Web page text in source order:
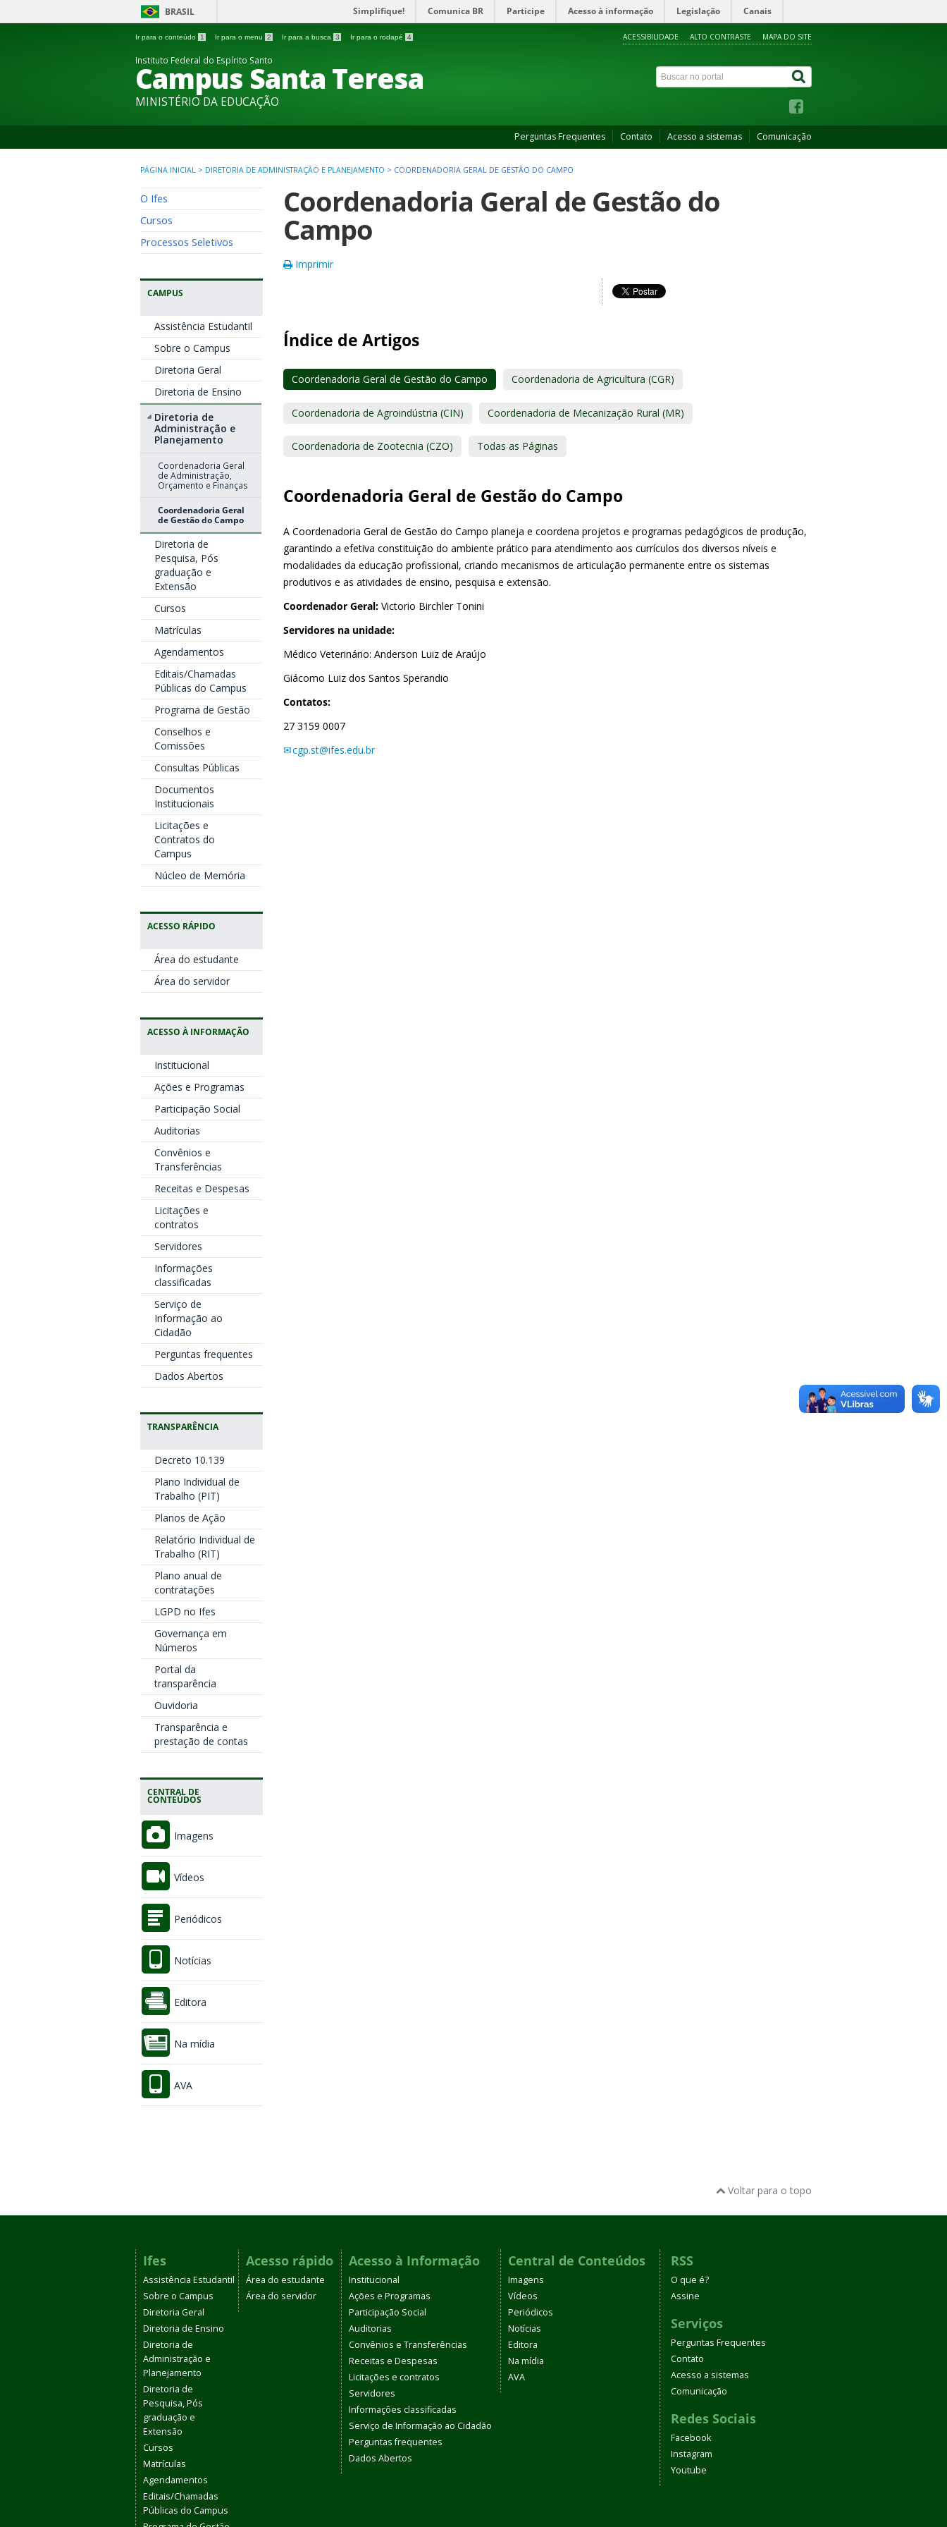
BRASIL Simplifique! Comunica BR Participe Acesso à informação Legislação Canais
Ir para o conteúdo 1 Ir para o menu 2 Ir para a busca 3 Ir para o rodapé 4 ACESSIBILIDADE ALTO CONTRASTE MAPA DO SITE
Instituto Federal do Espírito Santo
Campus Santa Teresa
MINISTÉRIO DA EDUCAÇÃO
Perguntas Frequentes Contato Acesso a sistemas Comunicação
PÁGINA INICIAL > DIRETORIA DE ADMINISTRAÇÃO E PLANEJAMENTO > COORDENADORIA GERAL DE GESTÃO DO CAMPO
O Ifes
Cursos
Processos Seletivos
CAMPUS
Assistência Estudantil
Sobre o Campus
Diretoria Geral
Diretoria de Ensino
Diretoria de
Administração e
Planejamento
Coordenadoria Geral
de Administração,
Orçamento e Finanças
Coordenadoria Geral
de Gestão do Campo
Diretoria de
Pesquisa, Pós
graduação e
Extensão
Cursos
Matrículas
Agendamentos
Editais/Chamadas
Públicas do Campus
Programa de Gestão
Conselhos e
Comissões
Consultas Públicas
Documentos
Institucionais
Licitações e
Contratos do
Campus
Núcleo de Memória
ACESSO RÁPIDO
Área do estudante
Área do servidor
ACESSO À INFORMAÇÃO
Institucional
Ações e Programas
Participação Social
Auditorias
Convênios e
Transferências
Receitas e Despesas
Licitações e
contratos
Servidores
Informações
classificadas
Serviço de
Informação ao
Cidadão
Perguntas frequentes
Dados Abertos
TRANSPARÊNCIA
Decreto 10.139
Plano Individual de
Trabalho (PIT)
Planos de Ação
Relatório Individual de
Trabalho (RIT)
Plano anual de
contratações
LGPD no Ifes
Governança em
Números
Portal da
transparência
Ouvidoria
Transparência e
prestação de contas
CENTRAL DE
CONTEÚDOS
Imagens
Vídeos
Periódicos
Notícias
Editora
Na mídia
AVA
Coordenadoria Geral de Gestão do
Campo
Imprimir
Índice de Artigos
Coordenadoria Geral de Gestão do Campo Coordenadoria de Agricultura (CGR)
Coordenadoria de Agroindústria (CIN) Coordenadoria de Mecanização Rural (MR)
Coordenadoria de Zootecnia (CZO) Todas as Páginas
Coordenadoria Geral de Gestão do Campo
A Coordenadoria Geral de Gestão do Campo planeja e coordena projetos e programas pedagógicos de produção,
garantindo a efetiva constituição do ambiente prático para atendimento aos currículos dos diversos níveis e
modalidades da educação profissional, criando mecanismos de articulação permanente entre os sistemas
produtivos e as atividades de ensino, pesquisa e extensão.
Coordenador Geral: Victorio Birchler Tonini
Servidores na unidade:
Médico Veterinário: Anderson Luiz de Araújo
Giácomo Luiz dos Santos Sperandio
Contatos:
27 3159 0007
cgp.st@ifes.edu.br
Voltar para o topo
Ifes
Assistência Estudantil
Sobre o Campus
Diretoria Geral
Diretoria de Ensino
Diretoria de
Administração e
Planejamento
Diretoria de
Pesquisa, Pós
graduação e
Extensão
Cursos
Matrículas
Agendamentos
Editais/Chamadas
Públicas do Campus
Acesso rápido
Área do estudante
Área do servidor
Acesso à Informação
Institucional
Ações e Programas
Participação Social
Auditorias
Convênios e Transferências
Receitas e Despesas
Licitações e contratos
Servidores
Informações classificadas
Serviço de Informação ao Cidadão
Perguntas frequentes
Dados Abertos
Central de Conteúdos
Imagens
Vídeos
Periódicos
Notícias
Editora
Na mídia
AVA
RSS
O que é?
Assine
Serviços
Perguntas Frequentes
Contato
Acesso a sistemas
Comunicação
Redes Sociais
Facebook
Instagram
Youtube